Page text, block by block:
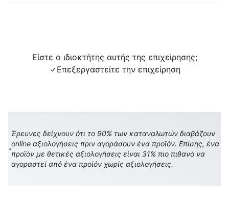
Είστε ο ιδιοκτήτης αυτής της επιχείρησης;
Επεξεργαστείτε την επιχείρηση
Έρευνες δείχνουν ότι το 90% των καταναλωτών διαβάζουν
online αξιολογήσεις πριν αγοράσουν ένα προϊόν. Επίσης, ένα
προϊόν με θετικές αξιολογήσεις είναι 31% πιο πιθανό να
αγοραστεί από ένα προϊόν χωρίς αξιολογήσεις.